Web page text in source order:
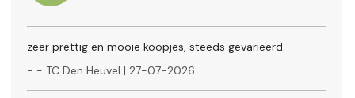
zeer prettig en mooie koopjes, steeds gevarieerd.
- - TC Den Heuvel | 27-07-2026